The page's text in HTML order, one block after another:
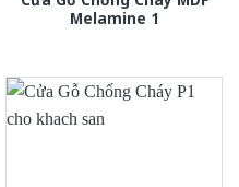
Melamine 1